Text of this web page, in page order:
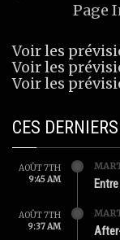
Page
Voir les
Voir les
Voir les
CES
AOÛT 7TH
9:45 AM
AOÛT 7TH
9:37 AM